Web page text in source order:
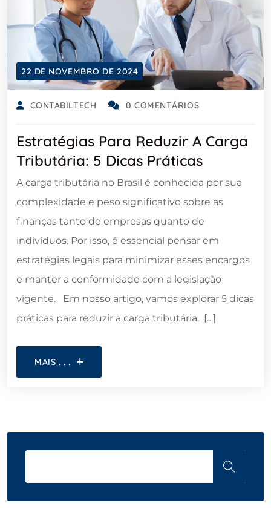
22 DE NOVEMBRO DE 2024
CONTABILTECH 0 COMENTÁRIOS
Estratégias Para Reduzir A Carga
Tributária: 5 Dicas Práticas
A carga tributária no Brasil é conhecida por sua
complexidade e peso significativo sobre as
finanças tanto de empresas quanto de
indivíduos. Por isso, é essencial pensar em
estratégias legais para minimizar esses encargos
e manter a conformidade com a legislação
vigente. Em nosso artigo, vamos explorar 5 dicas
práticas para reduzir a carga tributária. […]
MAIS . . .